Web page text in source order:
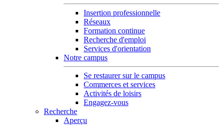
Insertion professionnelle
Réseaux
Formation continue
Recherche d'emploi
Services d'orientation
Notre campus
Se restaurer sur le campus
Commerces et services
Activités de loisirs
Engagez-vous
Recherche
Aperçu